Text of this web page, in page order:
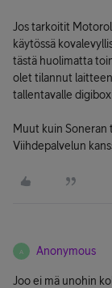
Jos tarkoitit
käytössä
tästä huolimatta
olet tilannut
tallentavalle
Muut kuin
Viihdepalvelun
A Anonymous
Joo ei mä unohin